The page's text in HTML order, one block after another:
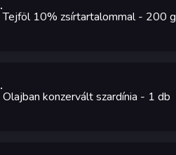
.
Tejföl 10% zsírtartalommal- 200 g
.
Olajban konzervált szardínia - 1 db